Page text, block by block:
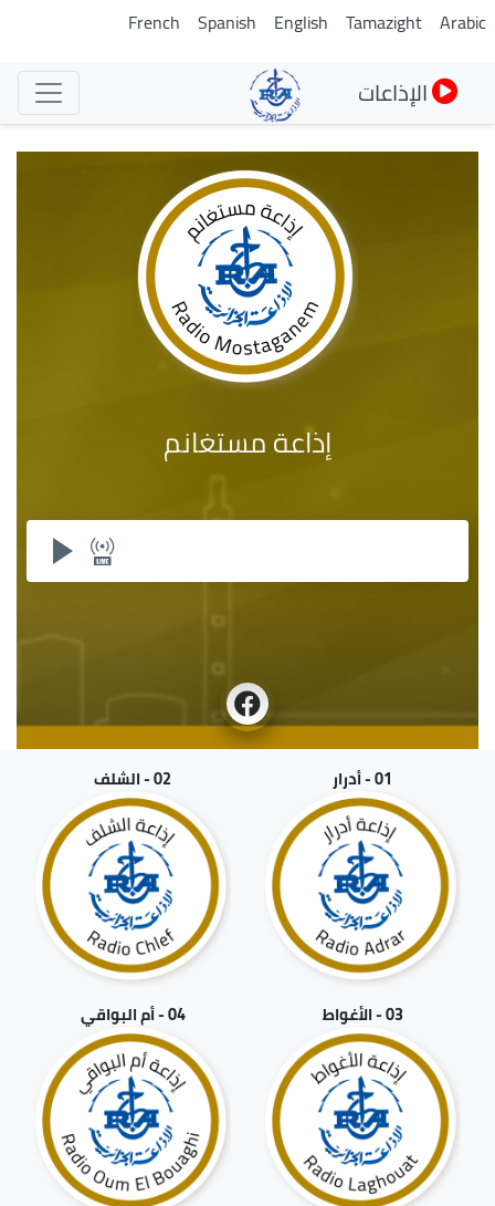
تجاوز
Arabic
Tamazight
English
Spanish
French
الإذاعات
إذاعة مستغانم
01 - أدرار 02 - الشلف
03 - الأغواط 04 - أم البواقي